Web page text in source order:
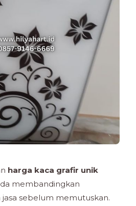
harga kaca grafir unik
membandingkan
sebelum memutuskan.